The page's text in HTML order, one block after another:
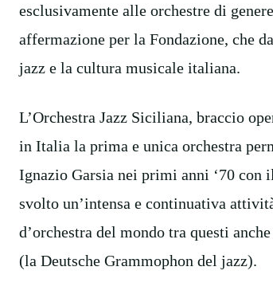
esclusivamente alle orchestre di
affermazione per la Fondazione, che
jazz e la cultura musicale italiana.
L’Orchestra Jazz Siciliana, braccio
in Italia la prima e unica orchestra
Ignazio Garsia nei primi anni ‘70 con
svolto un’intensa e continuativa
d’orchestra del mondo tra questi
(la Deutsche Grammophon del jazz).